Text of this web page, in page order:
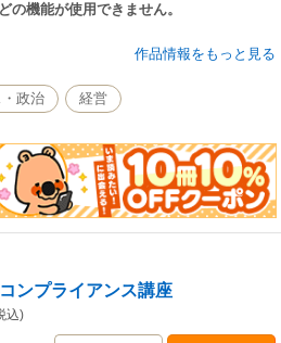
の機能が使用できません。
立は、わが国の企業のあいだで急速な広
得てきた経験や実感から、45のテーマに
く。コンプライアンスの実用入門書。
作品情報をもっと見る
政治 経営
ンプライアンス講座
込)